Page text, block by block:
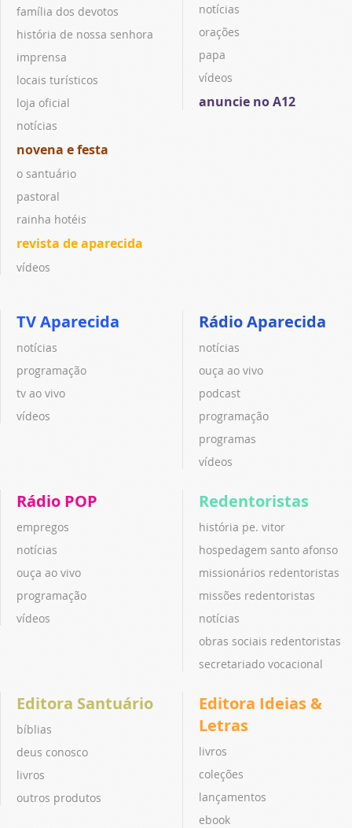
família dos devotos
história de nossa senhora
imprensa
locais turísticos
loja oficial
notícias
novena e festa
o santuário
pastoral
rainha hotéis
revista de aparecida
vídeos
notícias
orações
papa
vídeos
anuncie no A12
TV Aparecida
notícias
programação
tv ao vivo
vídeos
Rádio Aparecida
notícias
ouça ao vivo
podcast
programação
programas
vídeos
Rádio POP
empregos
notícias
ouça ao vivo
programação
vídeos
Redentoristas
história pe. vitor
hospedagem santo afonso
missionários redentoristas
missões redentoristas
notícias
obras sociais redentoristas
secretariado vocacional
Editora Santuário
bíblias
deus conosco
livros
outros produtos
Editora Ideias &
Letras
livros
coleções
lançamentos
ebook